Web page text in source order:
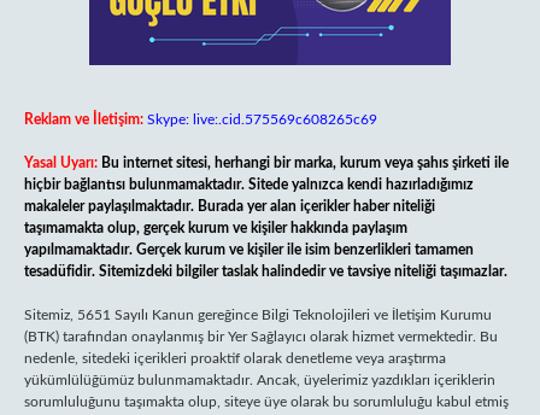
Reklam ve İletişim: Skype: live:.cid.575569c608265c69
Yasal Uyarı: Bu internet sitesi, herhangi bir marka, kurum veya şahıs şirketi ile
hiçbir bağlantısı bulunmamaktadır. Sitede yalnızca kendi hazırladığımız
makaleler paylaşılmaktadır. Burada yer alan içerikler haber niteliği
taşımamakta olup, gerçek kurum ve kişiler hakkında paylaşım
yapılmamaktadır. Gerçek kurum ve kişiler ile isim benzerlikleri tamamen
tesadüfidir. Sitemizdeki bilgiler taslak halindedir ve tavsiye niteliği taşımazlar.
Sitemiz, 5651 Sayılı Kanun gereğince Bilgi Teknolojileri ve İletişim Kurumu
(BTK) tarafından onaylanmış bir Yer Sağlayıcı olarak hizmet vermektedir. Bu
nedenle, sitedeki içerikleri proaktif olarak denetleme veya araştırma
yükümlülüğümüz bulunmamaktadır. Ancak, üyelerimiz yazdıkları içeriklerin
sorumluluğunu taşımakta olup, siteye üye olarak bu sorumluluğu kabul etmiş